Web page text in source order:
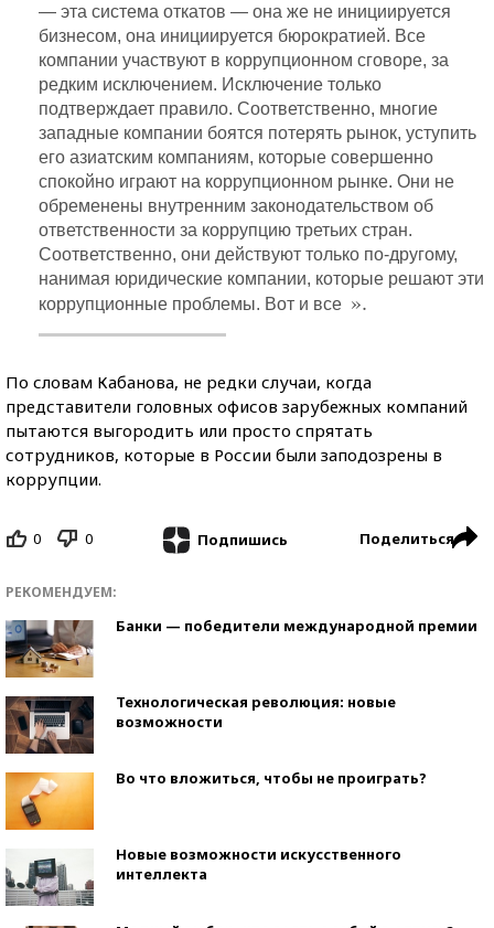
— эта система откатов — она же не инициируется
бизнесом, она инициируется бюрократией. Все
компании участвуют в коррупционном сговоре, за
редким исключением. Исключение только
подтверждает правило. Соответственно, многие
западные компании боятся потерять рынок, уступить
его азиатским компаниям, которые совершенно
спокойно играют на коррупционном рынке. Они не
обременены внутренним законодательством об
ответственности за коррупцию третьих стран.
Соответственно, они действуют только по-другому,
нанимая юридические компании, которые решают эти
коррупционные проблемы. Вот и все ».
По словам Кабанова, не редки случаи, когда
представители головных офисов зарубежных компаний
пытаются выгородить или просто спрятать
сотрудников, которые в России были заподозрены в
коррупции.
0 0 Подпишись Поделиться
РЕКОМЕНДУЕМ:
Банки — победители международной премии
Технологическая революция: новые
возможности
Во что вложиться, чтобы не проиграть?
Новые возможности искусственного
интеллекта